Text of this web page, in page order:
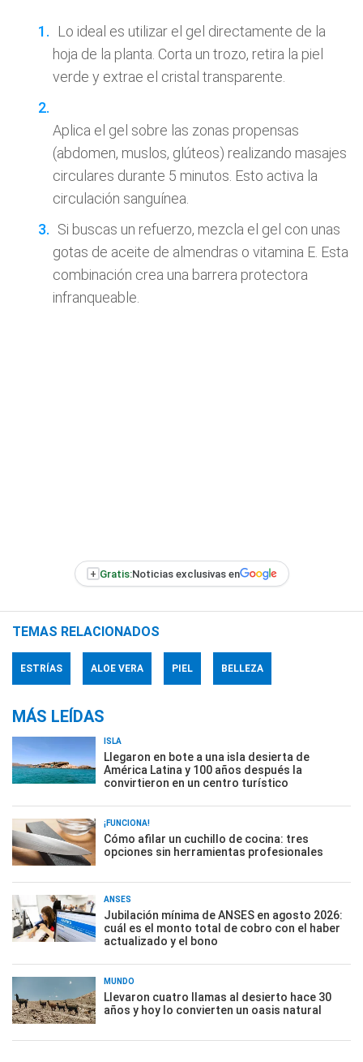
Lo ideal es utilizar el gel directamente de la
hoja de la planta. Corta un trozo, retira la piel
verde y extrae el cristal transparente.
Aplica el gel sobre las zonas propensas
(abdomen, muslos, glúteos) realizando masajes
circulares durante 5 minutos. Esto activa la
circulación sanguínea.
Si buscas un refuerzo, mezcla el gel con unas
gotas de aceite de almendras o vitamina E. Esta
combinación crea una barrera protectora
infranqueable.
+ Gratis:Noticias exclusivas en
TEMAS RELACIONADOS
ESTRÍAS ALOE VERA PIEL BELLEZA
MÁS LEÍDAS
ISLA
Llegaron en bote a una isla desierta de
América Latina y 100 años después la
convirtieron en un centro turístico
¡FUNCIONA!
Cómo afilar un cuchillo de cocina: tres
opciones sin herramientas profesionales
ANSES
Jubilación mínima de ANSES en agosto 2026:
cuál es el monto total de cobro con el haber
actualizado y el bono
MUNDO
Llevaron cuatro llamas al desierto hace 30
años y hoy lo convierten un oasis natural